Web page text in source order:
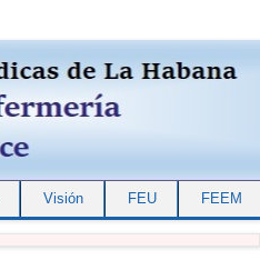
Visión FEU FEEM